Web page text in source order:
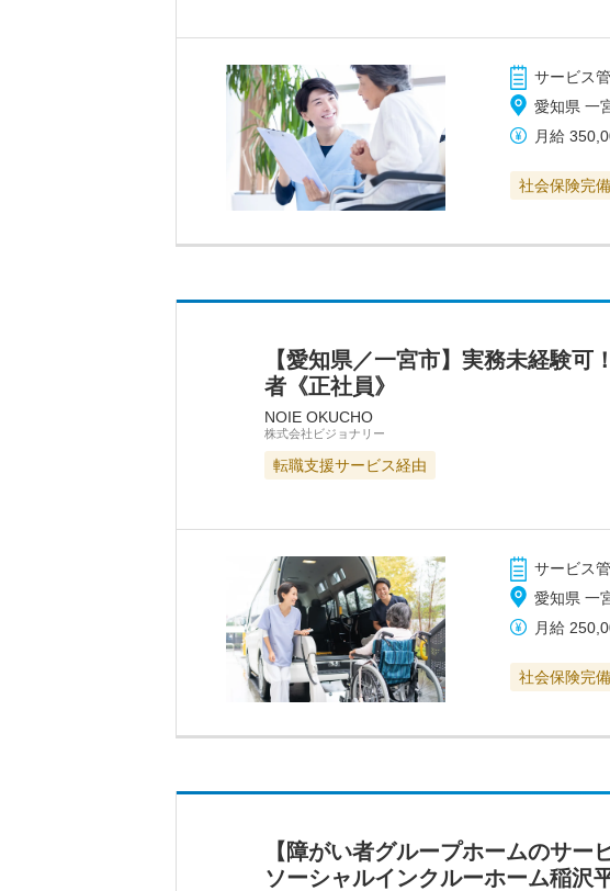
サービス
愛知県 一
月給
社会保険完備
【愛知県／一宮市】実務未経験
者《正社員》
NOIE OKUCHO
株式会社ビジョナリー
転職支援サービス経由
サービス
愛知県 一
月給
社会保険完備
【障がい者グループホームのサ
ソーシャルインクルーホーム稲沢